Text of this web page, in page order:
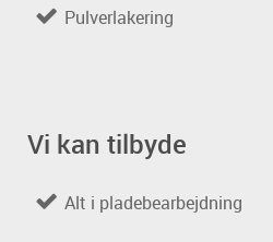
Pulverlakering
Vi kan tilbyde
Alt i pladebearbejdning